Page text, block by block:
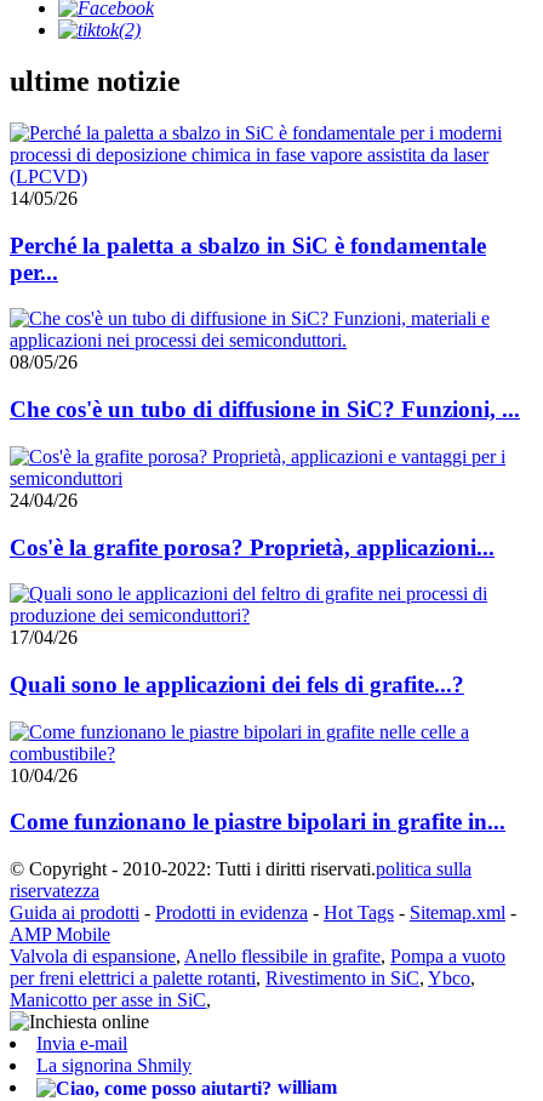
ultime notizie
14/05/26
Perché la paletta a sbalzo in SiC è fondamentale
per...
08/05/26
Che cos'è un tubo di diffusione in SiC? Funzioni, ...
24/04/26
Cos'è la grafite porosa? Proprietà, applicazioni...
17/04/26
Quali sono le applicazioni dei fels di grafite...?
10/04/26
Come funzionano le piastre bipolari in grafite in...
© Copyright - 2010-2022: Tutti i diritti riservati.politica sulla
riservatezza
Guida ai prodotti - Prodotti in evidenza - Hot Tags - Sitemap.xml -
AMP Mobile
Valvola di espansione, Anello flessibile in grafite, Pompa a vuoto
per freni elettrici a palette rotanti, Rivestimento in SiC, Ybco,
Manicotto per asse in SiC,
Invia e-mail
La signorina Shmily
william